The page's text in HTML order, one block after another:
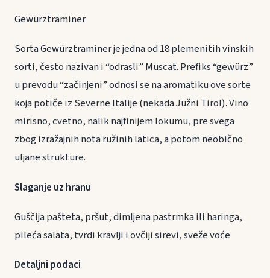
Gewürztraminer
Sorta Gewürztraminer je jedna od 18 plemenitih vinskih
sorti, često nazivan i “odrasli” Muscat. Prefiks “gewürz”
u prevodu “začinjeni” odnosi se na aromatiku ove sorte
koja potiče iz Severne Italije (nekada Južni Tirol). Vino
mirisno, cvetno, nalik najfinijem lokumu, pre svega
zbog izražajnih nota ružinih latica, a potom neobično
uljane strukture.
Slaganje uz hranu
Guščija pašteta, pršut, dimljena pastrmka ili haringa,
pileća salata, tvrdi kravlji i ovčiji sirevi, sveže voće
Detaljni podaci